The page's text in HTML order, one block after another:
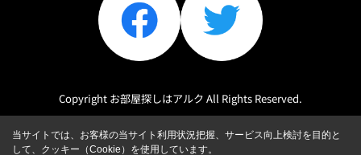
Copyright お部屋探しはアルク All Rights Reserved.
当サイトでは、お客様の当サイト利用状況把握、サービス向上検討を目的と
して、クッキー（Cookie）を使用しています。